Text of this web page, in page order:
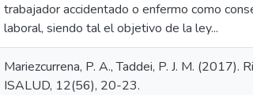
trabajador accidentado o enfermo como
laboral, siendo tal el objetivo de la ley...
Mariezcurrena, P. A., Taddei, P. J. M.
ISALUD, 12(56), 20-23.